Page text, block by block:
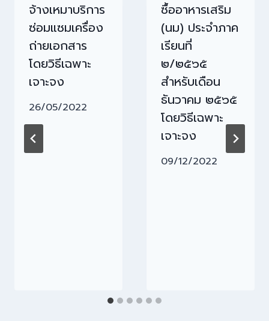
จ้างเหมาบริการ
ซ่อมแซมเครื่อง
ถ่ายเอกสาร
โดยวิธีเฉพาะ
เจาะจง
26/05/2022
ซื้ออาหารเสริม
(นม) ประจำภาค
เรียนที่
๒/๒๕๖๕
สำหรับเดือน
ธันวาคม ๒๕๖๕
โดยวิธีเฉพาะ
เจาะจง
09/12/2022